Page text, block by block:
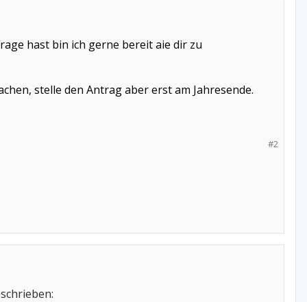
hast bin ich gerne bereit aie dir zu
stelle den Antrag aber erst am Jahresende.
#2